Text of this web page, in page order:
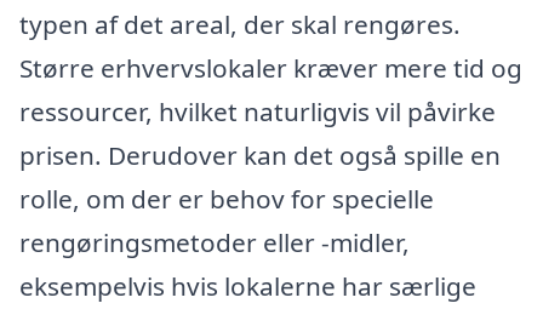
typen af det areal, der skal rengøres.
Større erhvervslokaler kræver mere tid og
ressourcer, hvilket naturligvis vil påvirke
prisen. Derudover kan det også spille en
rolle, om der er behov for specielle
rengøringsmetoder eller -midler,
eksempelvis hvis lokalerne har særlige